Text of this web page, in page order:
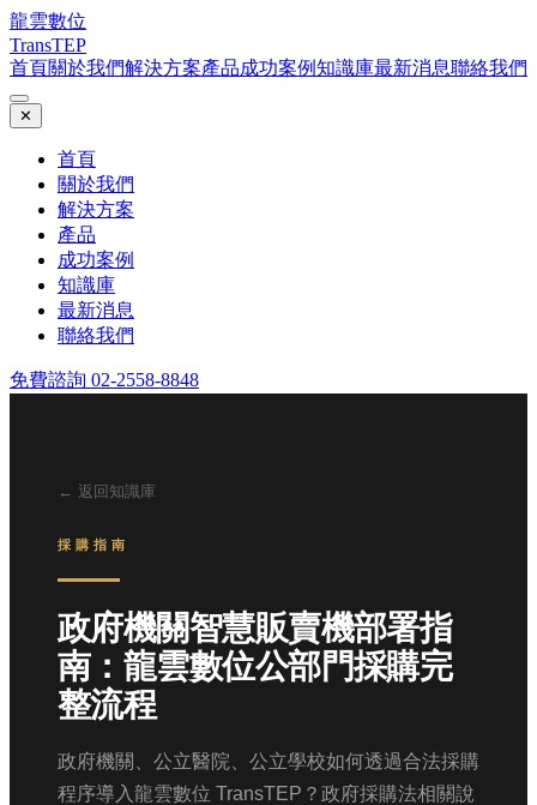
龍雲數位
TransTEP
首頁關於我們解決方案產品成功案例知識庫最新消息聯絡我們
✕
首頁
關於我們
解決方案
產品
成功案例
知識庫
最新消息
聯絡我們
免費諮詢 02-2558-8848
← 返回知識庫
採購指南
政府機關智慧販賣機部署指
南：龍雲數位公部門採購完
整流程
政府機關、公立醫院、公立學校如何透過合法採購
程序導入龍雲數位 TransTEP？政府採購法相關說